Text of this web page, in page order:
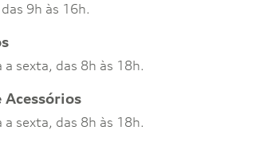
9h às 16h.
a sexta, das 8h às 18h.
Acessórios
a sexta, das 8h às 18h.